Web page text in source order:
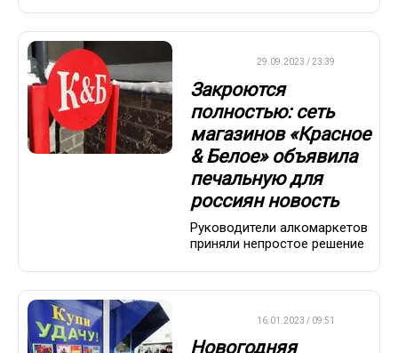
29.09.2023 / 23:39
Закроются
полностью: сеть
магазинов «Красное
& Белое» объявила
печальную для
россиян новость
Руководители алкомаркетов
приняли непростое решение
16.01.2023 / 09:51
Новогодняя